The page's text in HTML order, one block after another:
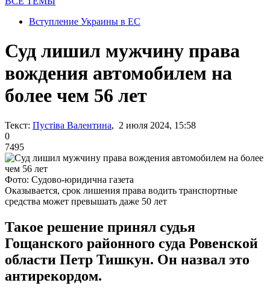
Вступление Украины в ЕС
Суд лишил мужчину права
вождения автомобилем на
более чем 56 лет
Текст: Пустіва Валентина, 2 июля 2024, 15:58
0
7495
Фото: Судово-юридична газета
Оказывается, срок лишения права водить транспортные
средства может превышать даже 50 лет
Такое решение принял судья
Гощанского районного суда Ровенской
области Петр Тишкун. Он назвал это
антирекордом.